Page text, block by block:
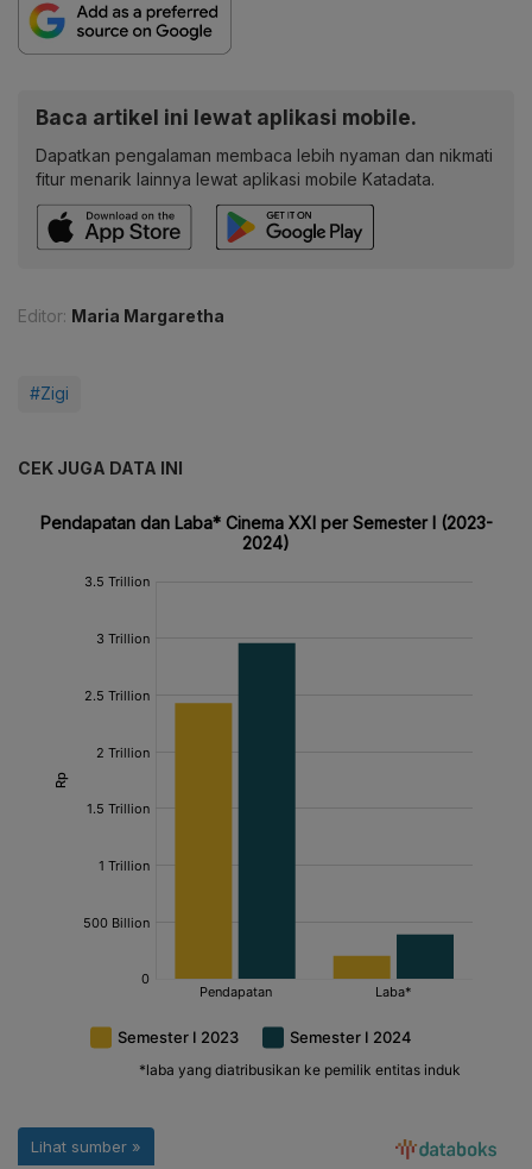
Baca artikel ini lewat aplikasi mobile.
Dapatkan pengalaman membaca lebih nyaman dan nikmati
fitur menarik lainnya lewat aplikasi mobile Katadata.
Editor: Maria Margaretha
#Zigi
CEK JUGA DATA INI